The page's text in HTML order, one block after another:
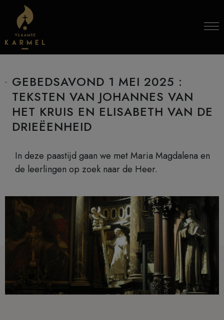
Skip to content
GEBEDSAVOND 1 MEI 2025 :
TEKSTEN VAN JOHANNES VAN
HET KRUIS EN ELISABETH VAN DE
DRIEËENHEID
In deze paastijd gaan we met Maria Magdalena en
de leerlingen op zoek naar de Heer.